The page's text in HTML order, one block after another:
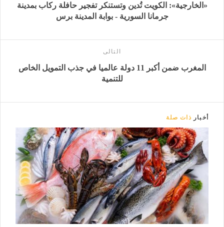
«الخارجية»: الكويت تُدين وتستنكر تفجير حافلة ركاب بمدينة
جرمانا السورية - بوابة المدينة برس
التالى
المغرب ضمن أكبر 11 دولة عالميا في جذب التمويل الخاص
للتنمية
أخبار ذات صلة